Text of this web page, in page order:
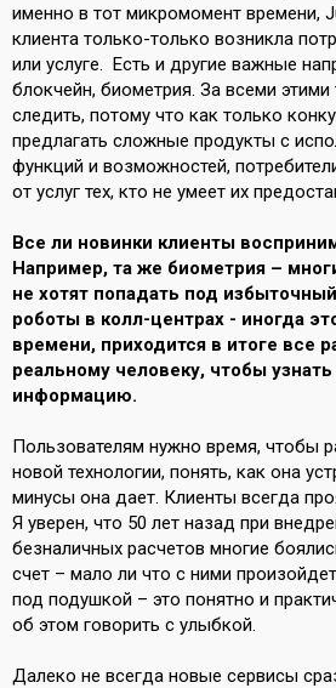
именно в тот микромомент времени,
клиента только-только возникла
или услуге. Есть и другие важные
блокчейн, биометрия. За всеми этими
следить, потому что как только
предлагать сложные продукты с
функций и возможностей,
от услуг тех, кто не умеет их
Все ли новинки клиенты
Например, та же биометрия –
не хотят попадать под
роботы в колл-центрах - иногда
времени, приходится в итоге все
реальному человеку, чтобы
информацию.
Пользователям нужно время, чтобы
новой технологии, понять, как она
минусы она дает. Клиенты всегда
Я уверен, что 50 лет назад при
безналичных расчетов многие
счет – мало ли что с ними
под подушкой – это понятно и
об этом говорить с улыбкой.
Далеко не всегда новые сервисы